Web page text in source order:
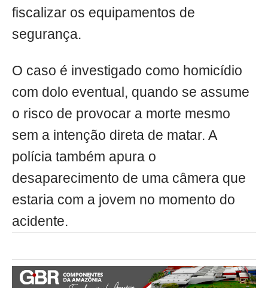
fiscalizar os equipamentos de
segurança.
O caso é investigado como homicídio
com dolo eventual, quando se assume
o risco de provocar a morte mesmo
sem a intenção direta de matar. A
polícia também apura o
desaparecimento de uma câmera que
estaria com a jovem no momento do
acidente.